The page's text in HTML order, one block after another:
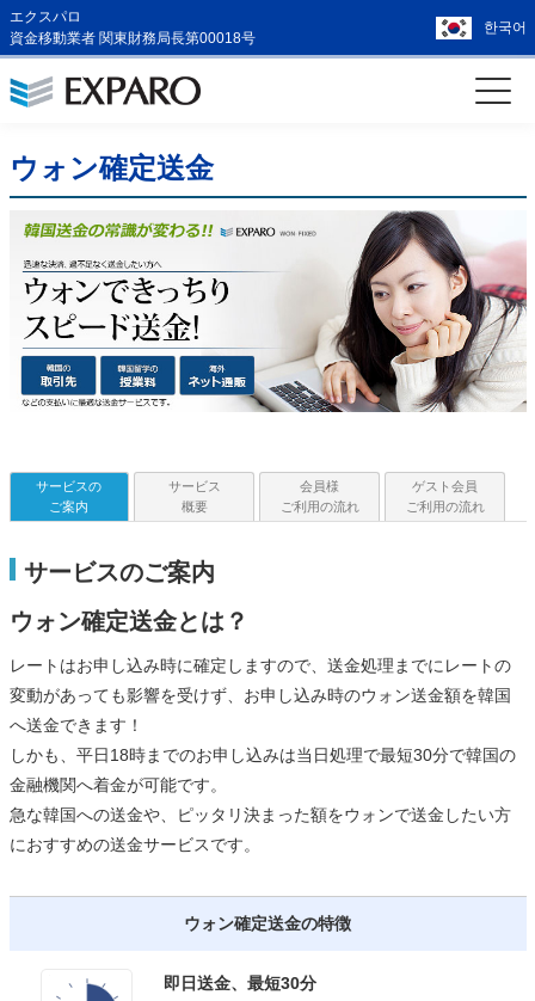
エクスパロ
資金移動業者 関東財務局長第00018号
한국어
ウォン確定送金
サービスの
ご案内
サービス
概要
会員様
ご利用の流れ
ゲスト会員
ご利用の流れ
サービスのご案内
ウォン確定送金とは？
レートはお申し込み時に確定しますので、送金処理までにレートの
変動があっても影響を受けず、お申し込み時のウォン送金額を韓国
へ送金できます！
しかも、平日18時までのお申し込みは当日処理で最短30分で韓国の
金融機関へ着金が可能です。
急な韓国への送金や、ピッタリ決まった額をウォンで送金したい方
におすすめの送金サービスです。
ウォン確定送金の特徴
即日送金、最短30分